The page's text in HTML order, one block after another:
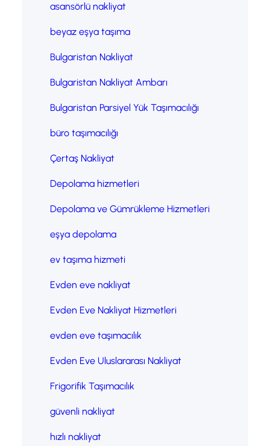
asansörlü nakliyat
beyaz eşya taşıma
Bulgaristan Nakliyat
Bulgaristan Nakliyat Ambarı
Bulgaristan Parsiyel Yük Taşımacılığı
büro taşımacılığı
Çertaş Nakliyat
Depolama hizmetleri
Depolama ve Gümrükleme Hizmetleri
eşya depolama
ev taşıma hizmeti
Evden eve nakliyat
Evden Eve Nakliyat Hizmetleri
evden eve taşımacılık
Evden Eve Uluslararası Nakliyat
Frigorifik Taşımacılık
güvenli nakliyat
hızlı nakliyat